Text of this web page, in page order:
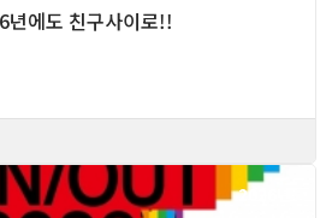
에도 친구사이로!!
2026년